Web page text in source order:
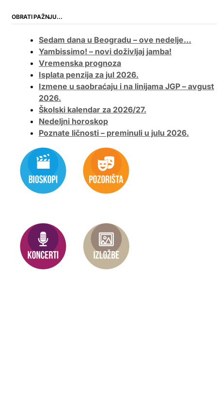
OBRATI PAŽNJU…
Sedam dana u Beogradu – ove nedelje…
Yambissimo! – novi doživljaj jamba!
Vremenska prognoza
Isplata penzija za jul 2026.
Izmene u saobraćaju i na linijama JGP – avgust
2026.
Školski kalendar za 2026/27.
Nedeljni horoskop
Poznate ličnosti – preminuli u julu 2026.